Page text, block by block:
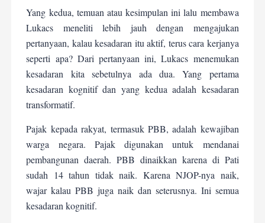
Yang kedua, temuan atau kesimpulan ini lalu membawa
Lukacs meneliti lebih jauh dengan mengajukan
pertanyaan, kalau kesadaran itu aktif, terus cara kerjanya
seperti apa? Dari pertanyaan ini, Lukacs menemukan
kesadaran kita sebetulnya ada dua. Yang pertama
kesadaran kognitif dan yang kedua adalah kesadaran
transformatif.
Pajak kepada rakyat, termasuk PBB, adalah kewajiban
warga negara. Pajak digunakan untuk mendanai
pembangunan daerah. PBB dinaikkan karena di Pati
sudah 14 tahun tidak naik. Karena NJOP-nya naik,
wajar kalau PBB juga naik dan seterusnya. Ini semua
kesadaran kognitif.